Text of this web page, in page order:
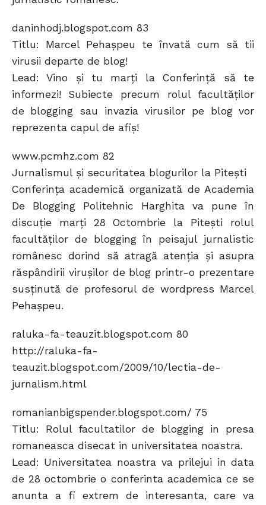
daninhodj.blogspot.com 83
Titlu: Marcel Pehaşpeu te învată cum să tii
virusii departe de blog!
Lead: Vino și tu marți la Conferință să te
informezi! Subiecte precum rolul facultăților
de blogging sau invazia virusilor pe blog vor
reprezenta capul de afiș!
www.pcmhz.com 82
Jurnalismul şi securitatea blogurilor la Piteşti
Conferinţa academică organizată de Academia
De Blogging Politehnic Harghita va pune în
discuţie marţi 28 Octombrie la Piteşti rolul
facultăţilor de blogging în peisajul jurnalistic
românesc dorind să atragă atenţia şi asupra
răspândirii viruşilor de blog printr-o prezentare
susţinută de profesorul de wordpress Marcel
Pehaşpeu.
raluka-fa-teauzit.blogspot.com 80
http://raluka-fa-
teauzit.blogspot.com/2009/10/lectia-de-
jurnalism.html
romanianbigspender.blogspot.com/ 75
Titlu: Rolul facultatilor de blogging in presa
romaneasca disecat in universitatea noastra.
Lead: Universitatea noastra va prilejui in data
de 28 octombrie o conferinta academica ce se
anunta a fi extrem de interesanta, care va